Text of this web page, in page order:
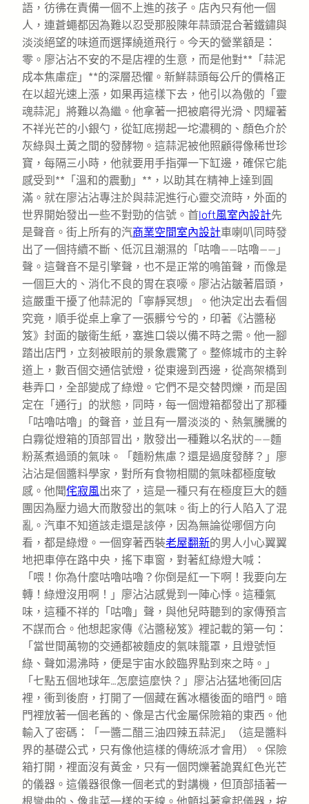
語，彷彿在責備一個不上進的孩子。店內只有他一個
人，連蒼蠅都因為難以忍受那股陳年蒜頭混合著鐵鏽與
淡淡絕望的味道而選擇繞道飛行。今天的營業額是：
零。廖沾沾不安的不是店裡的生意，而是他對**「蒜泥
成本焦慮症」**的深層恐懼。新鮮蒜頭每公斤的價格正
在以超光速上漲，如果再這樣下去，他引以為傲的「靈
魂蒜泥」將難以為繼。他拿著一把被磨得光滑、閃耀著
不祥光芒的小銀勺，從缸底撈起一坨濃稠的、顏色介於
灰綠與土黃之間的發酵物。這蒜泥被他照顧得像稀世珍
寶，每隔三小時，他就要用手指彈一下缸邊，確保它能
感受到**「溫和的震動」**，以助其在精神上達到圓
滿。就在廖沾沾專注於與蒜泥進行心靈交流時，外面的
世界開始發出一些不對勁的信號。首loft風室內設計先
是聲音。街上所有的汽商業空間室內設計車喇叭同時發
出了一個持續不斷、低沉且潮濕的「咕嚕——咕嚕——」
聲。這聲音不是引擎聲，也不是正常的鳴笛聲，而像是
一個巨大的、消化不良的胃在哀嚎。廖沾沾皺著眉頭，
這嚴重干擾了他蒜泥的「寧靜冥想」。他決定出去看個
究竟，順手從桌上拿了一張髒兮兮的，印著《沾醬秘
笈》封面的皺衛生紙，塞進口袋以備不時之需。他一腳
踏出店門，立刻被眼前的景象震驚了。整條城市的主幹
道上，數百個交通信號燈，從東邊到西邊，從高架橋到
巷弄口，全部變成了綠燈。它們不是交替閃爍，而是固
定在「通行」的狀態，同時，每一個燈箱都發出了那種
「咕嚕咕嚕」的聲音，並且有一層淡淡的、熱氣騰騰的
白霧從燈箱的頂部冒出，散發出一種難以名狀的——麵
粉蒸煮過頭的氣味。「麵粉焦慮？還是過度發酵？」廖
沾沾是個醬料學家，對所有食物相關的氣味都極度敏
感。他聞侘寂風出來了，這是一種只有在極度巨大的麵
團因為壓力過大而散發出的氣味。街上的行人陷入了混
亂。汽車不知道該走還是該停，因為無論從哪個方向
看，都是綠燈。一個穿著西裝老屋翻新的男人小心翼翼
地把車停在路中央，搖下車窗，對著紅綠燈大喊：
「喂！你為什麼咕嚕咕嚕？你倒是紅一下啊！我要向左
轉！綠燈沒用啊！」廖沾沾感覺到一陣心悸。這種氣
味，這種不祥的「咕嚕」聲，與他兒時聽到的家傳預言
不謀而合。他想起家傳《沾醬秘笈》裡記載的第一句：
「當世間萬物的交通都被麵皮的氣味籠罩，且燈號恒
綠、聲如湯沸時，便是宇宙水餃臨界點到來之時。」
「七點五個地球年…怎麼這麼快？」廖沾沾猛地衝回店
裡，衝到後廚，打開了一個藏在舊冰櫃後面的暗門。暗
門裡放著一個老舊的、像是古代金屬保險箱的東西。他
輸入了密碼：「一醬二醋三油四辣五蒜泥」（這是醬料
界的基礎公式，只有像他這樣的傳統派才會用）。保險
箱打開，裡面沒有黃金，只有一個閃爍著詭異紅色光芒
的儀器。這儀器很像一個老式的對講機，但頂部插著一